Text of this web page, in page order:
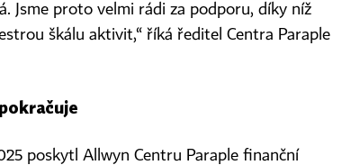
Jsme proto velmi rádi za podporu, díky níž
škálu aktivit,“ říká ředitel Centra Paraple
poskytl Allwyn Centru Paraple finanční